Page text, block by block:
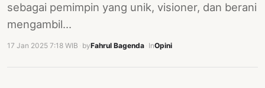
sebagai pemimpin yang unik, visioner, dan berani
mengambil…
17 Jan 2025 7:18 WIB byFahrul Bagenda InOpini